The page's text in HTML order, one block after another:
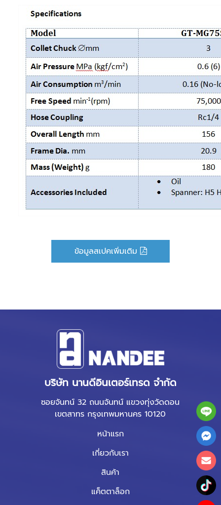
ข้อมูลสเปคเพิ่มเติม
บริษัท นานดีอินเตอร์เทรด จำกัด
ซอยจันทน์ 32 ถนนจันทน์ แขวงทุ่งวัดดอน
เขตสาทร กรุงเทพมหานคร 10120
หน้าแรก
เกี่ยวกับเรา
สินค้า
แค็ตตาล็อก